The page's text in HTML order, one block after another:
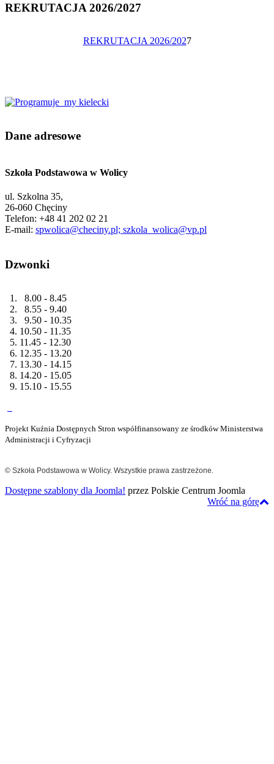
REKRUTACJA 2026/2027
REKRUTACJA 2026/2027
Dane adresowe
Szkoła Podstawowa w Wolicy
ul. Szkolna 35,
26-060 Chęciny
Telefon: +48 41 202 02 21
E-mail: spwolica@checiny.pl; szkola_wolica@vp.pl
Dzwonki
1. 8.00 - 8.45
2. 8.55 - 9.40
3. 9.50 - 10.35
4. 10.50 - 11.35
5. 11.45 - 12.30
6. 12.35 - 13.20
7. 13.30 - 14.15
8. 14.20 - 15.05
9. 15.10 - 15.55
Projekt Kuźnia Dostępnych Stron współfinansowany ze środków Ministerstwa
Administracji i Cyfryzacji
© Szkoła Podstawowa w Wolicy. Wszystkie prawa zastrzeżone.
Dostępne szablony dla Joomla! przez Polskie Centrum Joomla
Wróć na górę